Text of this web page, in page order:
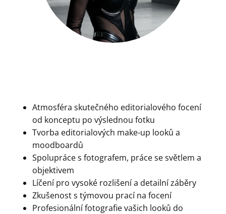
Atmosféra skutečného editorialového focení
od konceptu po výslednou fotku
Tvorba editorialových make-up looků a
moodboardů
Spolupráce s fotografem, práce se světlem a
objektivem
Líčení pro vysoké rozlišení a detailní záběry
Zkušenost s týmovou prací na focení
Profesionální fotografie vašich looků do